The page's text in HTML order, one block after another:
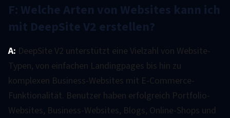
F: Welche Arten von Websites kann ich
mit DeepSite V2 erstellen?
A: DeepSite V2 unterstützt eine Vielzahl von Website-
Typen, von einfachen Landingpages bis hin zu
komplexen Business-Websites mit E-Commerce-
Funktionalität. Benutzer haben erfolgreich Portfolio-
Websites, Business-Websites, Blogs, Online-Shops und